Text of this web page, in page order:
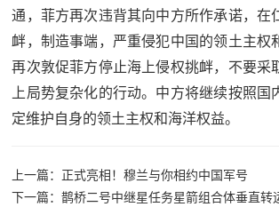
风
采
退
役
人
风
退
军
通，菲方再次违背其向中方所作承诺，在
衅，制造事端，严重侵犯中国的领土主权
再次敦促菲方停止海上侵权挑衅，不要采
上局势复杂化的行动。中方将继续按照国
定维护自身的领土主权和海洋权益。
上一篇：正式亮相！穆兰与你相约中国军号
下一篇：鹊桥二号中继星任务星箭组合体垂直转